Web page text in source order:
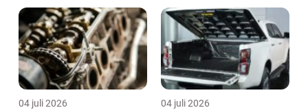
04 juli 2026 04 juli 2026